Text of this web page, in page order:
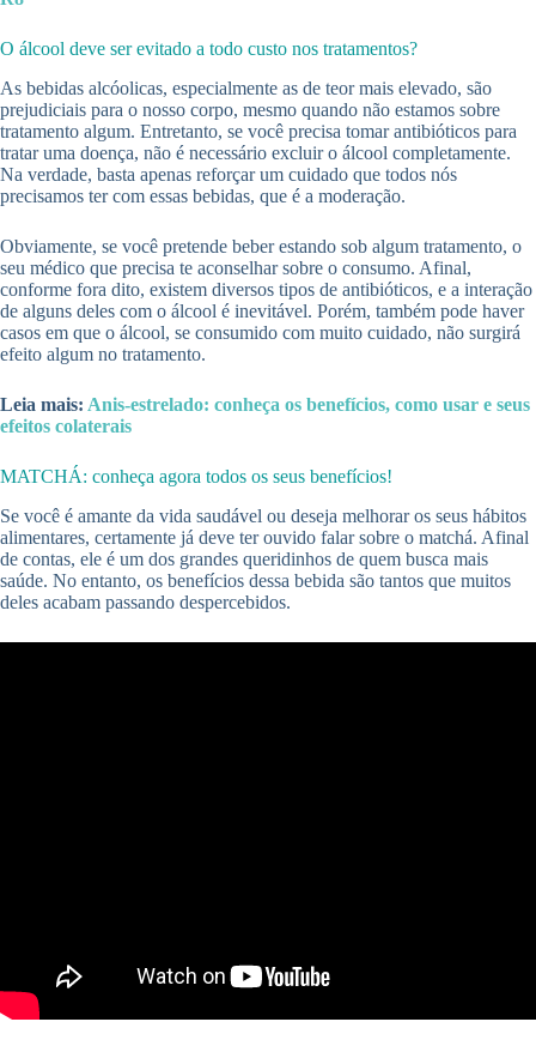
O álcool deve ser evitado a todo custo nos tratamentos?
As bebidas alcóolicas, especialmente as de teor mais elevado, são
prejudiciais para o nosso corpo, mesmo quando não estamos sobre
tratamento algum. Entretanto, se você precisa tomar antibióticos para
tratar uma doença, não é necessário excluir o álcool completamente.
Na verdade, basta apenas reforçar um cuidado que todos nós
precisamos ter com essas bebidas, que é a moderação.
Obviamente, se você pretende beber estando sob algum tratamento, o
seu médico que precisa te aconselhar sobre o consumo. Afinal,
conforme fora dito, existem diversos tipos de antibióticos, e a interação
de alguns deles com o álcool é inevitável. Porém, também pode haver
casos em que o álcool, se consumido com muito cuidado, não surgirá
efeito algum no tratamento.
Leia mais: Anis-estrelado: conheça os benefícios, como usar e seus
efeitos colaterais
MATCHÁ: conheça agora todos os seus benefícios!
Se você é amante da vida saudável ou deseja melhorar os seus hábitos
alimentares, certamente já deve ter ouvido falar sobre o matchá. Afinal
de contas, ele é um dos grandes queridinhos de quem busca mais
saúde. No entanto, os benefícios dessa bebida são tantos que muitos
deles acabam passando despercebidos.